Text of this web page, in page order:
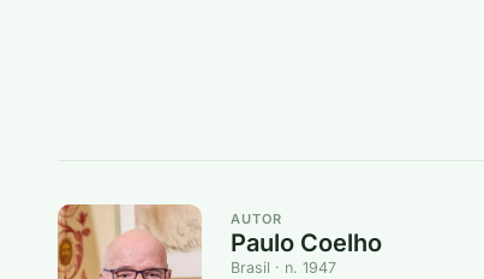
AUTOR
Paulo Coelho
Brasil · n. 1947